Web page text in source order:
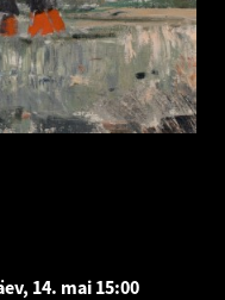
14. mai 15:00